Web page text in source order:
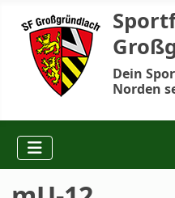
Dein
Norden